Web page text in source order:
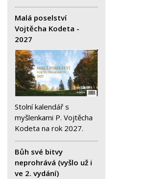
Malá poselství
Vojtěcha Kodeta -
2027
Stolní kalendář s
myšlenkami P. Vojtěcha
Kodeta na rok 2027.
Bůh své bitvy
neprohrává (vyšlo už i
ve 2. vydání)